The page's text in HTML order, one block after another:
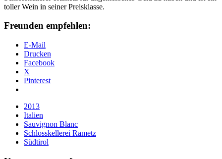
toller Wein in seiner Preisklasse.
Freunden empfehlen:
E-Mail
Drucken
Facebook
X
Pinterest
2013
Italien
Sauvignon Blanc
Schlosskellerei Rametz
Südtirol